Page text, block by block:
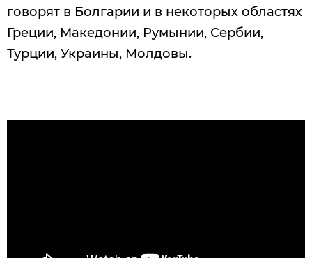
говорят в Болгарии и в некоторых областях
Греции, Македонии, Румынии, Сербии,
Турции, Украины, Молдовы.